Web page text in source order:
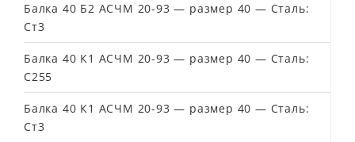
Балка 40 Б2 АСЧМ 20-93 — размер 40 — Сталь:
Ст3
Балка 40 К1 АСЧМ 20-93 — размер 40 — Сталь:
С255
Балка 40 К1 АСЧМ 20-93 — размер 40 — Сталь:
Ст3